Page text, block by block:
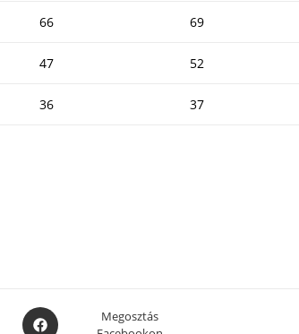
66 69
47 52
36 37
Opens
Megosztás